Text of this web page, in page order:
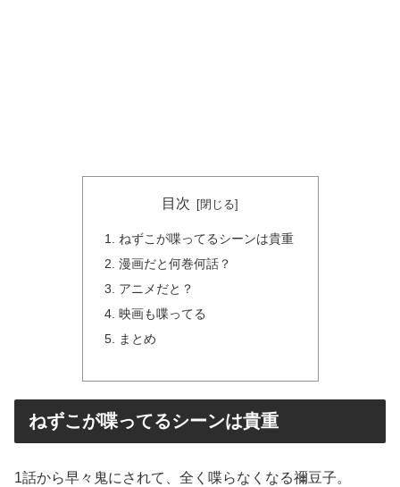
目次
ねずこが喋ってるシーンは貴重
漫画だと何巻何話？
アニメだと？
映画も喋ってる
まとめ
ねずこが喋ってるシーンは貴重
1話から早々鬼にされて、全く喋らなくなる禰豆子。